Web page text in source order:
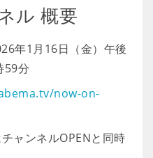
ル 概要
年1月16日（金）午後
59分
now-on-
ルOPENと同時